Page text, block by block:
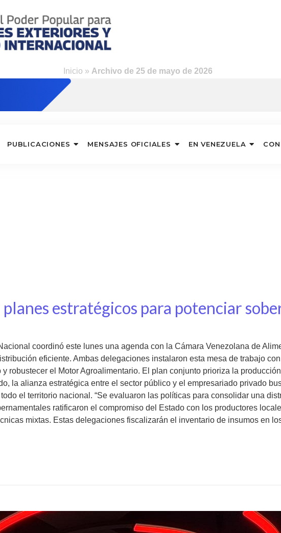
Inicio » Archivo de 25 de mayo de 2026
PUBLICACIONES MENSAJES OFICIALES EN VENEZUELA
estratégicos para potenciar
coordinó este lunes una agenda con la Cámara Venezolana de
eficiente. Ambas delegaciones instalaron esta mesa de trabajo
robustecer el Motor Agroalimentario. El plan conjunto prioriza la
la alianza estratégica entre el sector público y el empresariado privado
el territorio nacional. “Se evaluaron las políticas para consolidar una
ratificaron el compromiso del Estado con los productores
mixtas. Estas delegaciones fiscalizarán el inventario de insumos en